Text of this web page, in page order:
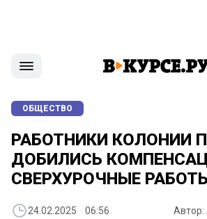
ОБЩЕСТВО
РАБОТНИКИ КОЛОНИИ
ДОБИЛИСЬ
СВЕРХУРОЧНЫЕ
24.02.2025 06:56 Автор: